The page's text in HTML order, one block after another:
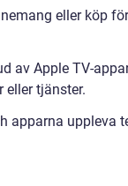
eller köp
av Apple TV-
eller tjänster.
apparna uppleva